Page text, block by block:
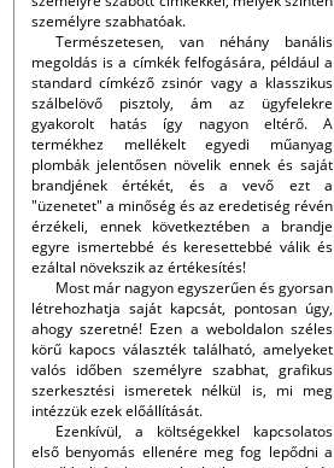
személyre szabhatóak.
Természetesen, van néhány banális
megoldás is a címkék felfogására, például a
standard címkéző zsinór vagy a klasszikus
szálbelövő pisztoly, ám az ügyfelekre
gyakorolt hatás így nagyon eltérő. A
termékhez mellékelt egyedi műanyag
plombák jelentősen növelik ennek és saját
brandjének értékét, és a vevő ezt a
"üzenetet" a minőség és az eredetiség révén
érzékeli, ennek következtében a brandje
egyre ismertebbé és keresettebbé válik és
ezáltal növekszik az értékesítés!
Most már nagyon egyszerűen és gyorsan
létrehozhatja saját kapcsát, pontosan úgy,
ahogy szeretné! Ezen a weboldalon széles
körű kapocs választék található, amelyeket
valós időben személyre szabhat, grafikus
szerkesztési ismeretek nélkül is, mi meg
intézzük ezek előállítását.
Ezenkívül, a költségekkel kapcsolatos
első benyomás ellenére meg fog lepődni a